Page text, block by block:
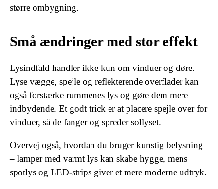
større ombygning.
Små ændringer med stor effekt
Lysindfald handler ikke kun om vinduer og døre.
Lyse vægge, spejle og reflekterende overflader kan
også forstærke rummenes lys og gøre dem mere
indbydende. Et godt trick er at placere spejle over for
vinduer, så de fanger og spreder sollyset.
Overvej også, hvordan du bruger kunstig belysning
– lamper med varmt lys kan skabe hygge, mens
spotlys og LED-strips giver et mere moderne udtryk.